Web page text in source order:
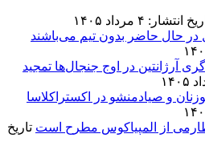
انتشار: ۴ مرداد ۱۴۰۵
در حال حاضر بدون تیم می‌باشند
آرژانتین در اوج جنجال‌ها تمجید
و صیادمنشو در اکستراکلاسا
از المپیاکوس مطرح است تاریخ